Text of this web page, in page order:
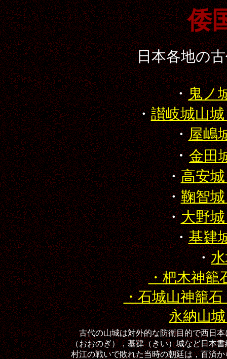
倭
日本各地の
・鬼ノ
・讃岐城山
・屋嶋
・金田
・高安
・鞠智
・大野
・基肄
・
・杷木神籠
・石城山神籠
永納山
古代の山城は対外的な防衛目的で西日本
（おおのぎ），基肄（きい）城など日本
村江の戦いで敗れた当時の朝廷は，百済